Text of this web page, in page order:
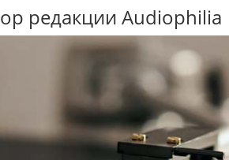
редакции Audiophilia